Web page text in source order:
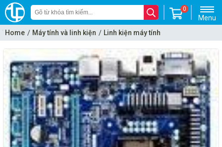
Menu
0
Home Máy tính và linh kiện
Linh kiện máy tính
Mainboard - Bo mạch chủ